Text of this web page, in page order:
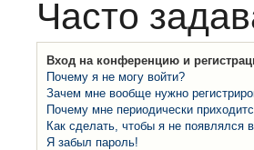
Часто
Вход на конференцию и
Почему я не могу войти?
Зачем мне вообще нужно
Почему мне периодически
Как сделать, чтобы я не появлялся
Я забыл пароль!